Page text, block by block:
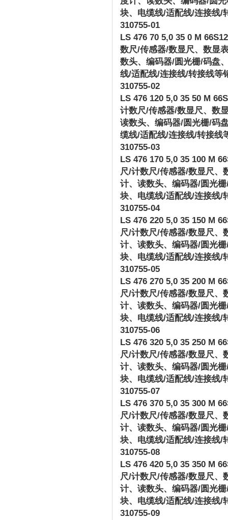
块、电缆线/适配线/连接线/
310755-01
LS 476 70 5,0 35 0 M
数尺/传感器/数显尺、数显
数头、编码器/圆光栅/码盘
线/适配线/连接线/转接线等
310755-02
LS 476 120 5,0 35 50 M
计数尺/传感器/数显尺、数
读数头、编码器/圆光栅/码
缆线/适配线/连接线/转接线
310755-03
LS 476 170 5,0 35 100 M
尺/计数尺/传感器/数显尺、
计、读数头、编码器/圆光栅
块、电缆线/适配线/连接线/
310755-04
LS 476 220 5,0 35 150 M
尺/计数尺/传感器/数显尺、
计、读数头、编码器/圆光栅
块、电缆线/适配线/连接线/
310755-05
LS 476 270 5,0 35 200 M
尺/计数尺/传感器/数显尺、
计、读数头、编码器/圆光栅
块、电缆线/适配线/连接线/
310755-06
LS 476 320 5,0 35 250 M
尺/计数尺/传感器/数显尺、
计、读数头、编码器/圆光栅
块、电缆线/适配线/连接线/
310755-07
LS 476 370 5,0 35 300 M
尺/计数尺/传感器/数显尺、
计、读数头、编码器/圆光栅
块、电缆线/适配线/连接线/
310755-08
LS 476 420 5,0 35 350 M
尺/计数尺/传感器/数显尺、
计、读数头、编码器/圆光栅
块、电缆线/适配线/连接线/
310755-09